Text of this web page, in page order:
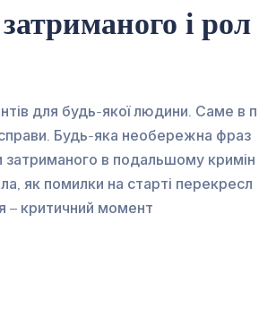
і рол
для будь-якої людини. Саме в п
Будь-яка необережна фраз
в подальшому кримін
як помилки на старті перекресл
– критичний момент